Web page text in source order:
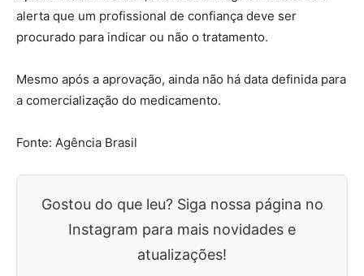
alerta que um profissional de confiança deve ser
procurado para indicar ou não o tratamento.
Mesmo após a aprovação, ainda não há data definida para
a comercialização do medicamento.
Fonte: Agência Brasil
Gostou do que leu? Siga nossa página no
Instagram para mais novidades e
atualizações!